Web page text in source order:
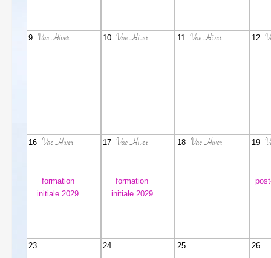
9 Vac Hiver 10 Vac Hiver 11 Vac Hiver 12
16 Vac Hiver
formation
initiale 2029
17 Vac Hiver
formation
initiale 2029
18 Vac Hiver 19
23 24 25 26